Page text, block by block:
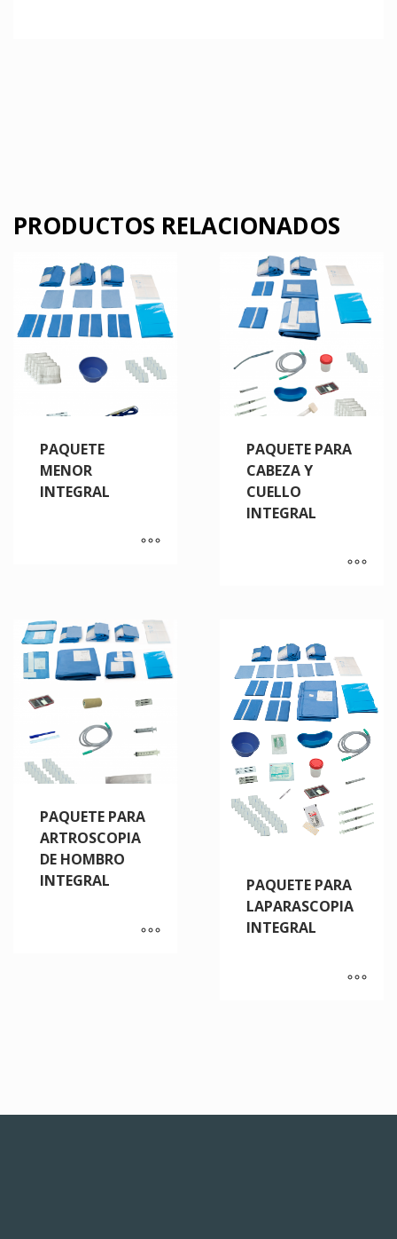
PRODUCTOS RELACIONADOS
PAQUETE
MENOR
INTEGRAL
PAQUETE PARA
CABEZA Y
CUELLO
INTEGRAL
PAQUETE PARA
ARTROSCOPIA
DE HOMBRO
INTEGRAL
PAQUETE PARA
LAPARASCOPIA
INTEGRAL